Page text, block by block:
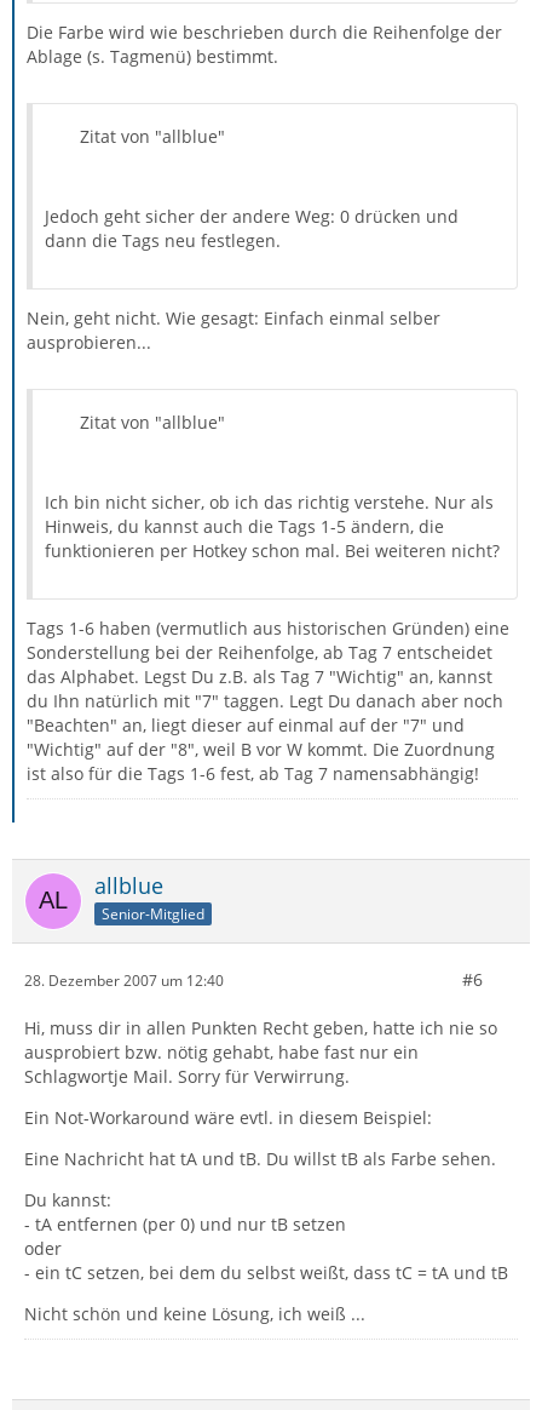
Die Farbe wird wie beschrieben durch die Reihenfolge der
Ablage (s. Tagmenü) bestimmt.
Zitat von "allblue"
Jedoch geht sicher der andere Weg: 0 drücken und
dann die Tags neu festlegen.
Nein, geht nicht. Wie gesagt: Einfach einmal selber
ausprobieren...
Zitat von "allblue"
Ich bin nicht sicher, ob ich das richtig verstehe. Nur als
Hinweis, du kannst auch die Tags 1-5 ändern, die
funktionieren per Hotkey schon mal. Bei weiteren nicht?
Tags 1-6 haben (vermutlich aus historischen Gründen) eine
Sonderstellung bei der Reihenfolge, ab Tag 7 entscheidet
das Alphabet. Legst Du z.B. als Tag 7 "Wichtig" an, kannst
du Ihn natürlich mit "7" taggen. Legt Du danach aber noch
"Beachten" an, liegt dieser auf einmal auf der "7" und
"Wichtig" auf der "8", weil B vor W kommt. Die Zuordnung
ist also für die Tags 1-6 fest, ab Tag 7 namensabhängig!
allblue
Senior-Mitglied
28. Dezember 2007 um 12:40 #6
Hi, muss dir in allen Punkten Recht geben, hatte ich nie so
ausprobiert bzw. nötig gehabt, habe fast nur ein
Schlagwortje Mail. Sorry für Verwirrung.
Ein Not-Workaround wäre evtl. in diesem Beispiel:
Eine Nachricht hat tA und tB. Du willst tB als Farbe sehen.
Du kannst:
- tA entfernen (per 0) und nur tB setzen
oder
- ein tC setzen, bei dem du selbst weißt, dass tC = tA und tB
Nicht schön und keine Lösung, ich weiß ...